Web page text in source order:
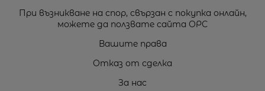
При възникване на спор, свързан с покупка онлайн,
можете да ползвате сайта ОРС
Вашите права
Отказ от сделка
За нас